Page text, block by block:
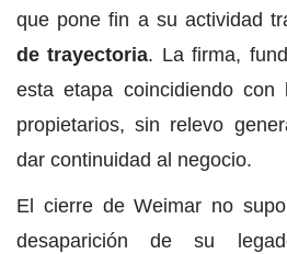
que pone fin a su actividad
de trayectoria. La firma,
esta etapa coincidiendo
propietarios, sin relevo
dar continuidad al negocio.
El cierre de Weimar no
desaparición de su